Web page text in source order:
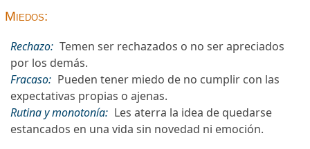
Miedos:
Rechazo: Temen ser rechazados o no ser apreciados
por los demás.
Fracaso: Pueden tener miedo de no cumplir con las
expectativas propias o ajenas.
Rutina y monotonía: Les aterra la idea de quedarse
estancados en una vida sin novedad ni emoción.